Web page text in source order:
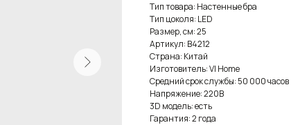
Тип товара: Настенные бра
Тип цоколя: LED
Размер, см: 25
Артикул: B4212
Страна: Китай
Изготовитель: VI Home
Средний срок службы: 50 000 часов
Напряжение: 220В
3D модель: есть
Гарантия: 2 года